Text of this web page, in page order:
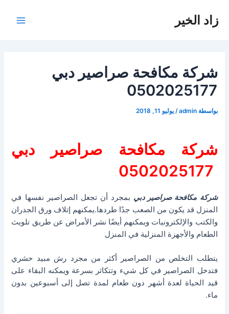
المحتوى
زاد الخير
شركة مكافحة صراصير دبي
0502025177
بواسطة admin
/يوليو 11, 2018
شركة مكافحة صراصير دبي
شركة مكافحة صراصير دبي بمجرد أن تجعل الصراصير نفسها في
المنزل قد يكون من الصعب جدًا طردها.يمكنهم إتلاف ورق الجدران
والكتب والإلكترونيات ويمكنهم أيضًا نشر الأمراض عن طريق تلويث
الطعام والأجهزة المنزلية في المنزل
يتطلب التخلص من الصراصير أكثر من مجرد رش مبيد حشري
فتدخل الصراصير في كل شيء وتتكاثر بسرعة ويمكنه البقاء على
قيد الحياة لعدة أشهر دون طعام لمدة تصل إلى أسبوعين بدون
ماء.